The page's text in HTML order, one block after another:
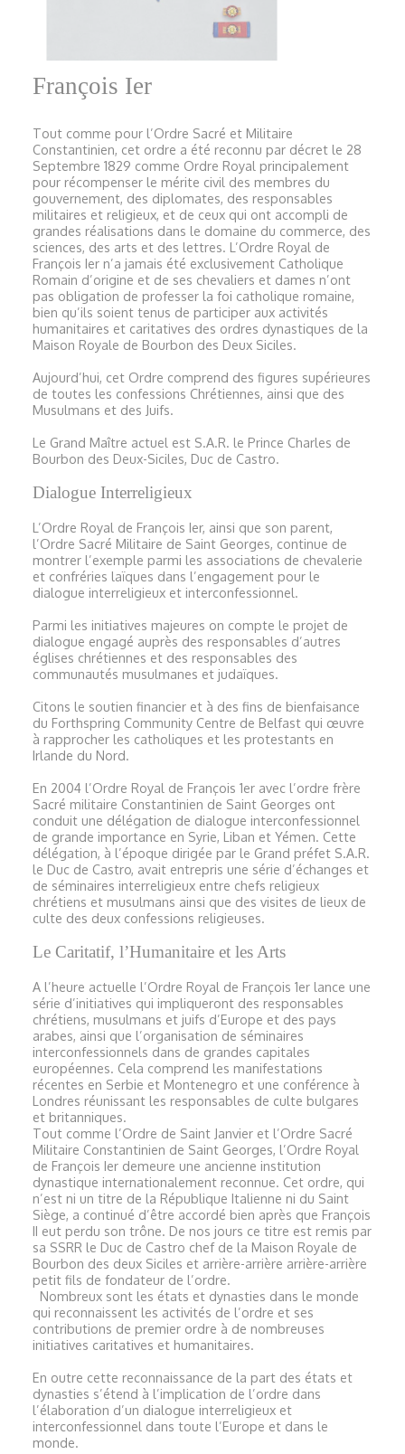
François Ier
Tout comme pour l’Ordre Sacré et Militaire
Constantinien, cet ordre a été reconnu par décret le 28
Septembre 1829 comme Ordre Royal principalement
pour récompenser le mérite civil des membres du
gouvernement, des diplomates, des responsables
militaires et religieux, et de ceux qui ont accompli de
grandes réalisations dans le domaine du commerce, des
sciences, des arts et des lettres. L’Ordre Royal de
François Ier n’a jamais été exclusivement Catholique
Romain d’origine et de ses chevaliers et dames n’ont
pas obligation de professer la foi catholique romaine,
bien qu’ils soient tenus de participer aux activités
humanitaires et caritatives des ordres dynastiques de la
Maison Royale de Bourbon des Deux Siciles.
Aujourd’hui, cet Ordre comprend des figures supérieures
de toutes les confessions Chrétiennes, ainsi que des
Musulmans et des Juifs.
Le Grand Maître actuel est S.A.R. le Prince Charles de
Bourbon des Deux-Siciles, Duc de Castro.
Dialogue Interreligieux
L’Ordre Royal de François Ier, ainsi que son parent,
l’Ordre Sacré Militaire de Saint Georges, continue de
montrer l’exemple parmi les associations de chevalerie
et confréries laïques dans l’engagement pour le
dialogue interreligieux et interconfessionnel.
Parmi les initiatives majeures on compte le projet de
dialogue engagé auprès des responsables d’autres
églises chrétiennes et des responsables des
communautés musulmanes et judaïques.
Citons le soutien financier et à des fins de bienfaisance
du Forthspring Community Centre de Belfast qui œuvre
à rapprocher les catholiques et les protestants en
Irlande du Nord.
En 2004 l’Ordre Royal de François 1er avec l’ordre frère
Sacré militaire Constantinien de Saint Georges ont
conduit une délégation de dialogue interconfessionnel
de grande importance en Syrie, Liban et Yémen. Cette
délégation, à l’époque dirigée par le Grand préfet S.A.R.
le Duc de Castro, avait entrepris une série d’échanges et
de séminaires interreligieux entre chefs religieux
chrétiens et musulmans ainsi que des visites de lieux de
culte des deux confessions religieuses.
Le Caritatif, l’Humanitaire et les Arts
A l’heure actuelle l’Ordre Royal de François 1er lance une
série d’initiatives qui impliqueront des responsables
chrétiens, musulmans et juifs d’Europe et des pays
arabes, ainsi que l’organisation de séminaires
interconfessionnels dans de grandes capitales
européennes. Cela comprend les manifestations
récentes en Serbie et Montenegro et une conférence à
Londres réunissant les responsables de culte bulgares
et britanniques.
Tout comme l’Ordre de Saint Janvier et l’Ordre Sacré
Militaire Constantinien de Saint Georges, l’Ordre Royal
de François Ier demeure une ancienne institution
dynastique internationalement reconnue. Cet ordre, qui
n’est ni un titre de la République Italienne ni du Saint
Siège, a continué d’être accordé bien après que François
II eut perdu son trône. De nos jours ce titre est remis par
sa SSRR le Duc de Castro chef de la Maison Royale de
Bourbon des deux Siciles et arrière-arrière arrière-arrière
petit fils de fondateur de l’ordre.
Nombreux sont les états et dynasties dans le monde
qui reconnaissent les activités de l’ordre et ses
contributions de premier ordre à de nombreuses
initiatives caritatives et humanitaires.
En outre cette reconnaissance de la part des états et
dynasties s’étend à l’implication de l’ordre dans
l’élaboration d’un dialogue interreligieux et
interconfessionnel dans toute l’Europe et dans le
monde.